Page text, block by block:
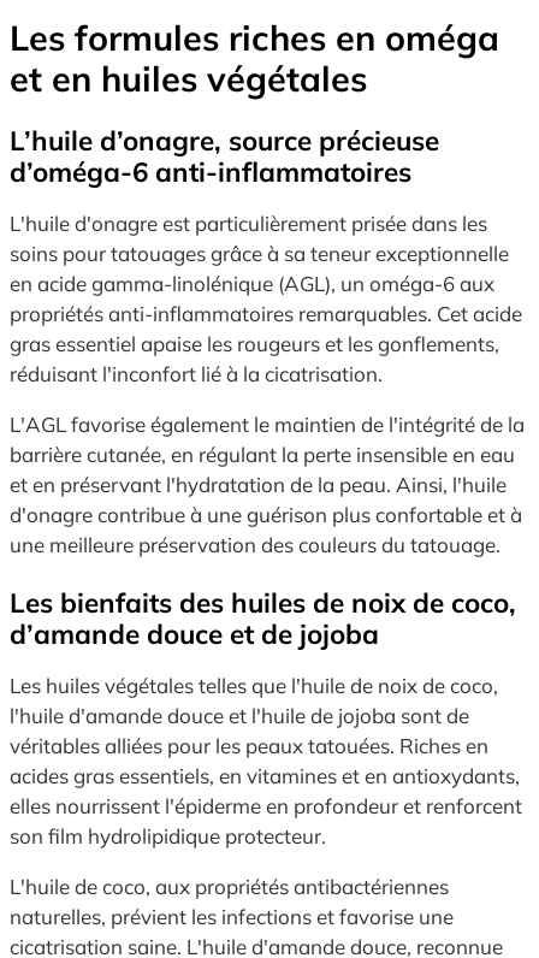
Les formules riches en oméga
et en huiles végétales
L’huile d’onagre, source précieuse
d’oméga-6 anti-inflammatoires
L'huile d'onagre est particulièrement prisée dans les
soins pour tatouages grâce à sa teneur exceptionnelle
en acide gamma-linolénique (AGL), un oméga-6 aux
propriétés anti-inflammatoires remarquables. Cet acide
gras essentiel apaise les rougeurs et les gonflements,
réduisant l'inconfort lié à la cicatrisation.
L'AGL favorise également le maintien de l'intégrité de la
barrière cutanée, en régulant la perte insensible en eau
et en préservant l'hydratation de la peau. Ainsi, l'huile
d'onagre contribue à une guérison plus confortable et à
une meilleure préservation des couleurs du tatouage.
Les bienfaits des huiles de noix de coco,
d’amande douce et de jojoba
Les huiles végétales telles que l'huile de noix de coco,
l'huile d'amande douce et l'huile de jojoba sont de
véritables alliées pour les peaux tatouées. Riches en
acides gras essentiels, en vitamines et en antioxydants,
elles nourrissent l'épiderme en profondeur et renforcent
son film hydrolipidique protecteur.
L'huile de coco, aux propriétés antibactériennes
naturelles, prévient les infections et favorise une
cicatrisation saine. L'huile d'amande douce, reconnue